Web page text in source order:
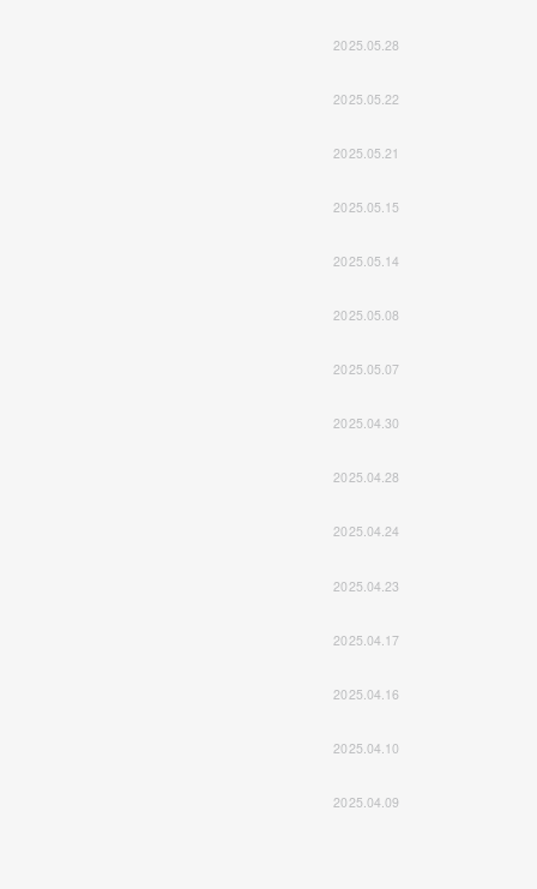
2025.05.28
2025.05.22
2025.05.21
2025.05.15
2025.05.14
2025.05.08
2025.05.07
2025.04.30
2025.04.28
2025.04.24
2025.04.23
2025.04.17
2025.04.16
2025.04.10
2025.04.09